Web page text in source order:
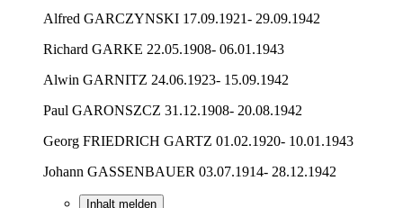
Alfred GARCZYNSKI 17.09.1921- 29.09.1942
Richard GARKE 22.05.1908- 06.01.1943
Alwin GARNITZ 24.06.1923- 15.09.1942
Paul GARONSZCZ 31.12.1908- 20.08.1942
Georg FRIEDRICH GARTZ 01.02.1920- 10.01.1943
Johann GASSENBAUER 03.07.1914- 28.12.1942
Inhalt melden